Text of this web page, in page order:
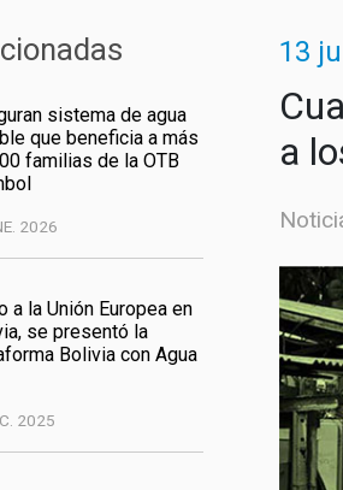
RE USO
sistema de agua
que beneficia a más
familias de la OTB
2026
a la Unión Europea en
se presentó la
Bolivia con Agua
2025
13
a